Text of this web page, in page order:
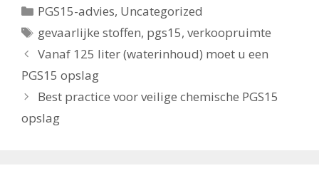
Categorieën
PGS15-advies, Uncategorized
Tags
gevaarlijke stoffen, pgs15,verkoopruimte
Vanaf 125 liter (waterinhoud) moet u een
PGS15 opslag
Best practice voor veilige chemische PGS15
opslag